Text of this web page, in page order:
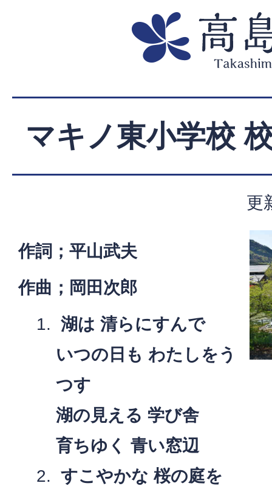
マキノ東小学校
更
作詞；平山武夫
作曲；岡田次郎
湖は 清らにすんで
いつの日も わたしをう
つす
湖の見える 学び舎
育ちゆく 青い窓辺
すこやかな 桜の庭を